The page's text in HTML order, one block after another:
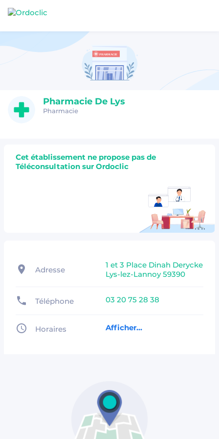
Pharmacie De Lys
Pharmacie
Cet établissement ne propose pas de
Téléconsultation sur Ordoclic
Adresse
1 et 3 Place Dinah Derycke
Lys-lez-Lannoy 59390
Téléphone 03 20 75 28 38
Horaires Afficher...